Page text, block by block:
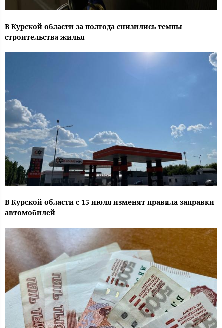
В Курской области за полгода снизились темпы
строительства жилья
В Курской области с 15 июля изменят правила заправки
автомобилей